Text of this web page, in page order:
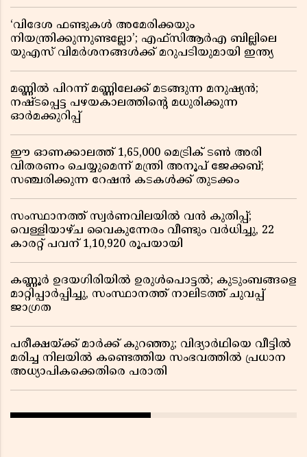
‘വിദേശ ഫണ്ടുകൾ അമേരിക്കയും
നിയന്ത്രിക്കുന്നുണ്ടല്ലോ’; എഫ്സിആർഎ ബില്ലിലെ
യുഎസ് വിമർശനങ്ങൾക്ക് മറുപടിയുമായി ഇന്ത്യ
മണ്ണിൽ പിറന്ന് മണ്ണിലേക്ക് മടങ്ങുന്ന മനുഷ്യൻ;
നഷ്ടപ്പെട്ട പഴയകാലത്തിൻ്റെ മധുരിക്കുന്ന
ഓർമക്കുറിപ്പ്
ഈ ഓണക്കാലത്ത് 1,65,000 മെട്രിക് ടൺ അരി
വിതരണം ചെയ്യുമെന്ന് മന്ത്രി അനൂപ് ജേക്കബ്;
സഞ്ചരിക്കുന്ന റേഷൻ കടകൾക്ക് തുടക്കം
സംസ്ഥാനത്ത് സ്വർണവിലയിൽ വൻ കുതിപ്പ്;
വെള്ളിയാഴ്ച വൈകുന്നേരം വീണ്ടും വർധിച്ചു, 22
കാരറ്റ് പവന് 1,10,920 രൂപയായി
കണ്ണൂർ ഉദയഗിരിയിൽ ഉരുൾപൊട്ടൽ; കുടുംബങ്ങളെ
മാറ്റിപ്പാർപ്പിച്ചു, സംസ്ഥാനത്ത് നാലിടത്ത് ചുവപ്പ്
ജാഗ്രത
പരീക്ഷയ്ക്ക് മാർക്ക് കുറഞ്ഞു; വിദ്യാർഥിയെ വീട്ടിൽ
മരിച്ച നിലയിൽ കണ്ടെത്തിയ സംഭവത്തിൽ പ്രധാന
അധ്യാപികക്കെതിരെ പരാതി